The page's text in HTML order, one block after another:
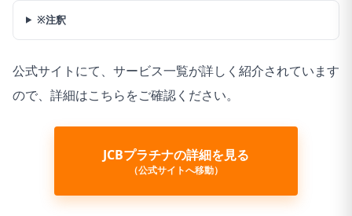
※注釈
公式サイトにて、サービス一覧が詳しく紹介されています
ので、詳細はこちらをご確認ください。
JCBプラチナの詳細を見る
（公式サイトへ移動）